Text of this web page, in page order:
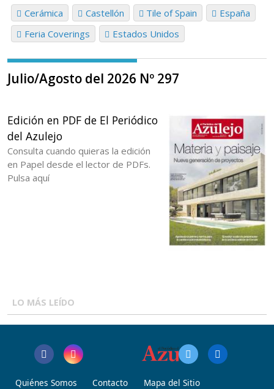
Cerámica Castellón Tile of Spain
España
Feria Coverings
Estados Unidos
Julio/Agosto del 2026 Nº 297
Edición en PDF de El Periódico
del Azulejo
Consulta cuando quieras la edición
en Papel desde el lector de PDFs.
Pulsa aquí
LO MÁS LEÍDO
Quiénes Somos Contacto Mapa del Sitio